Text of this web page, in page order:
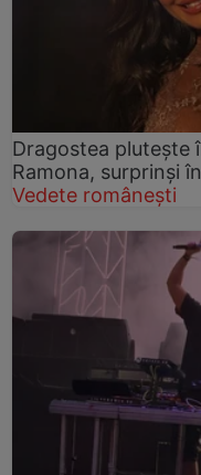
Dragostea plutește
Ramona, surprinși
Vedete românești